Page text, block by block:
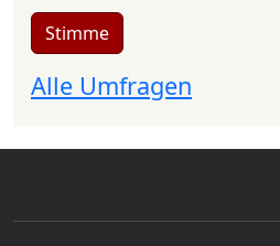
Stimme
Alle Umfragen